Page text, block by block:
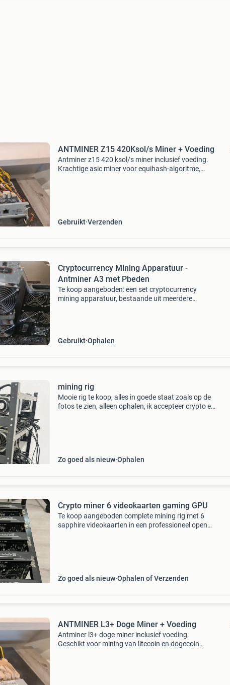
ANTMINER Z15 420Ksol/s Miner + Voeding
Antminer z15 420 ksol/s miner inclusief voeding.
Krachtige asic miner voor equihash-algoritme,
Gebruikt Verzenden
Cryptocurrency Mining Apparatuur -
Antminer A3 met Pbeden
Te koop aangeboden: een set cryptocurrency
mining apparatuur, bestaande uit meerdere
Gebruikt Ophalen
mining rig
Mooie rig te koop, alles in goede staat zoals op de
fotos te zien, alleen ophalen, ik accepteer crypto en
Zo goed als nieuw Ophalen
Crypto miner 6 videokaarten gaming GPU
Te koop aangeboden complete mining rig met 6
sapphire videokaarten in een professioneel open
Zo goed als nieuw Ophalen of Verzenden
ANTMINER L3+ Doge Miner + Voeding
Antminer l3+ doge miner inclusief voeding.
Geschikt voor mining van litecoin en dogecoin